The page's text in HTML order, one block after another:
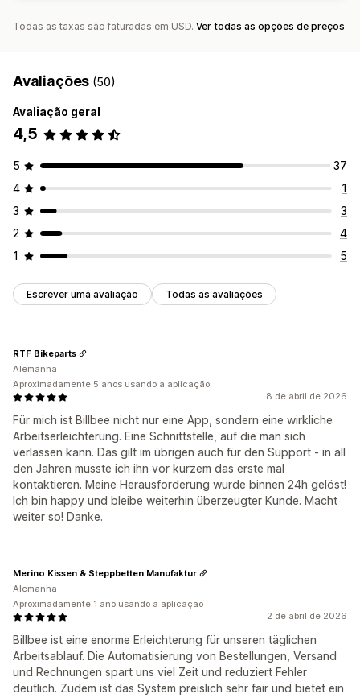
Todas as taxas são faturadas em USD. Ver todas as opções de preços
Avaliações (50)
Avaliação geral
4,5
5
37
4
1
3
3
2
4
1
5
Escrever uma avaliação Todas as avaliações
8 de abril de 2026
Für mich ist Billbee nicht nur eine App, sondern eine wirkliche
Arbeitserleichterung. Eine Schnittstelle, auf die man sich
verlassen kann. Das gilt im übrigen auch für den Support - in all
den Jahren musste ich ihn vor kurzem das erste mal
kontaktieren. Meine Herausforderung wurde binnen 24h gelöst!
Ich bin happy und bleibe weiterhin überzeugter Kunde. Macht
weiter so! Danke.
RTF Bikeparts
Alemanha
Aproximadamente 5 anos usando a aplicação
2 de abril de 2026
Billbee ist eine enorme Erleichterung für unseren täglichen
Arbeitsablauf. Die Automatisierung von Bestellungen, Versand
und Rechnungen spart uns viel Zeit und reduziert Fehler
deutlich. Zudem ist das System preislich sehr fair und bietet ein
Merino Kissen & Steppbetten Manufaktur
Alemanha
Aproximadamente 1 ano usando a aplicação